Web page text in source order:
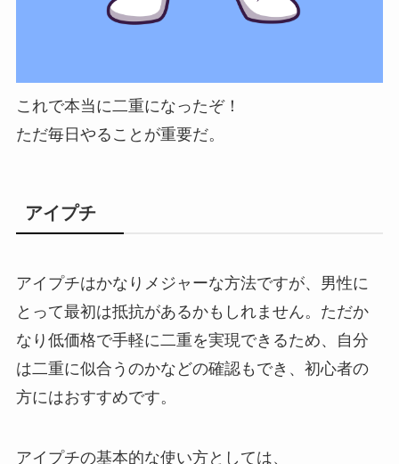
これで本当に二重になったぞ！
ただ毎日やることが重要だ。
アイプチ
アイプチはかなりメジャーな方法ですが、男性に
とって最初は抵抗があるかもしれません。ただか
なり低価格で手軽に二重を実現できるため、自分
は二重に似合うのかなどの確認もでき、初心者の
方にはおすすめです。
アイプチの基本的な使い方としては、